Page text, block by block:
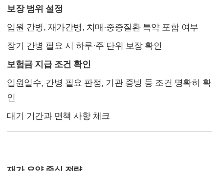
보장 범위 설정
입원 간병, 재가간병, 치매·중증질환 특약 포함 여부
장기 간병 필요 시 하루·주 단위 보장 확인
보험금 지급 조건 확인
입원일수, 간병 필요 판정, 기관 증빙 등 조건 명확히 확
인
대기 기간과 면책 사항 체크